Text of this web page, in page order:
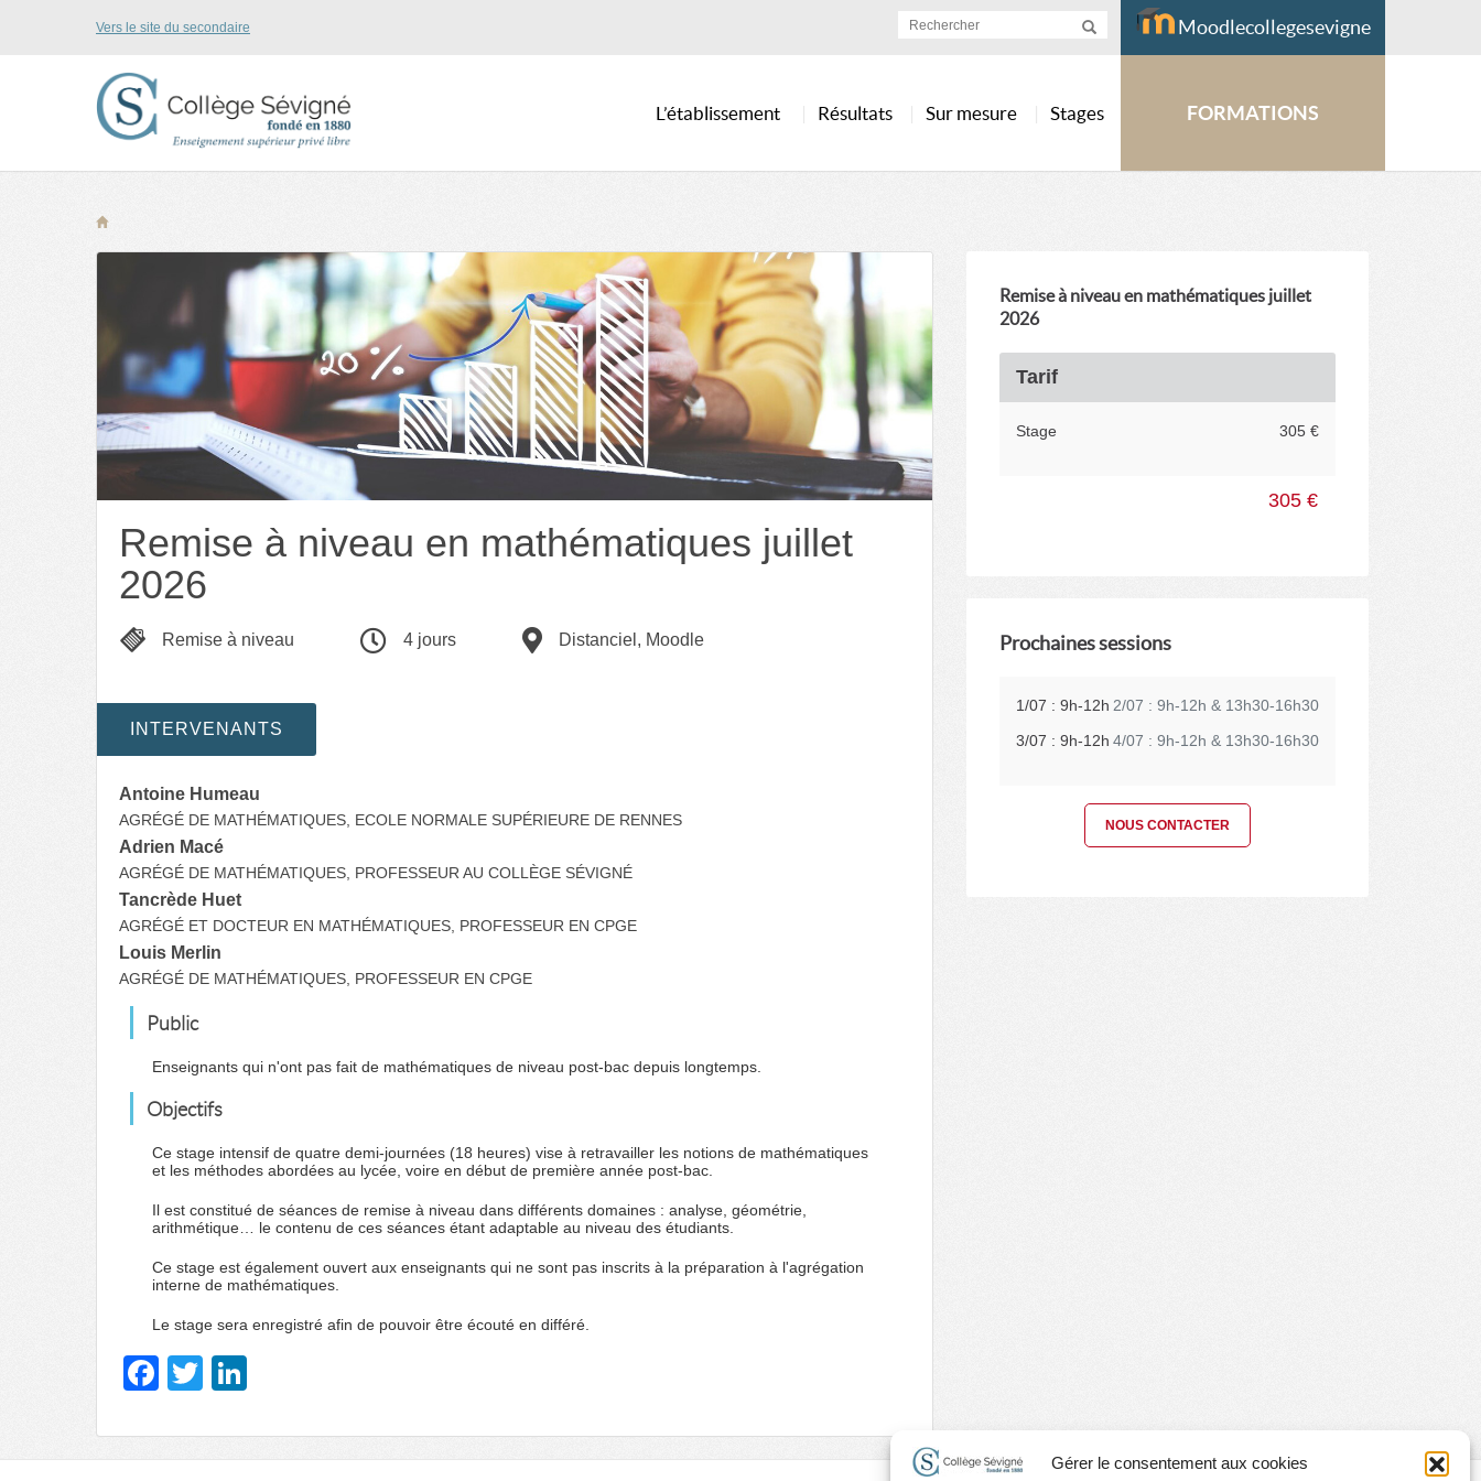
Gérer le consentement aux cookies
Vers le site du secondaire
L’établissement Résultats Sur mesure Stages
Moodlecollegesevigne
FORMATIONS
Remise à niveau en mathématiques juillet
2026
Remise à niveau 4 jours Distanciel, Moodle
INTERVENANTS
Antoine Humeau
AGRÉGÉ DE MATHÉMATIQUES, ECOLE NORMALE SUPÉRIEURE DE RENNES
Adrien Macé
AGRÉGÉ DE MATHÉMATIQUES, PROFESSEUR AU COLLÈGE SÉVIGNÉ
Tancrède Huet
AGRÉGÉ ET DOCTEUR EN MATHÉMATIQUES, PROFESSEUR EN CPGE
Louis Merlin
AGRÉGÉ DE MATHÉMATIQUES, PROFESSEUR EN CPGE
Public
Enseignants qui n'ont pas fait de mathématiques de niveau post-bac depuis longtemps.
Objectifs
Ce stage intensif de quatre demi-journées (18 heures) vise à retravailler les notions de mathématiques
et les méthodes abordées au lycée, voire en début de première année post-bac.
Il est constitué de séances de remise à niveau dans différents domaines : analyse, géométrie,
arithmétique… le contenu de ces séances étant adaptable au niveau des étudiants.
Ce stage est également ouvert aux enseignants qui ne sont pas inscrits à la préparation à l'agrégation
interne de mathématiques.
Le stage sera enregistré afin de pouvoir être écouté en différé.
F
c
T
tt
k
Remise à niveau en mathématiques juillet
2026
Tarif
Stage 305 €
305 €
Prochaines sessions
1/07 : 9h-12h 2/07 : 9h-12h & 13h30-16h30
3/07 : 9h-12h 4/07 : 9h-12h & 13h30-16h30
NOUS CONTACTER